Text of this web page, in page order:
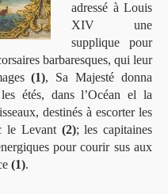
adressé à Louis
XIV une
supplique pour
barbaresques, qui leur
(1), Sa Majesté donna
étés, dans l’Océan el la
destinés à escorter les
le Levant (2); les capitaines
pour courir sus aux
(1).